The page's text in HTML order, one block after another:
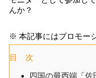
んか？
※ 本記事にはプロモー
目 次
四国の最西端「